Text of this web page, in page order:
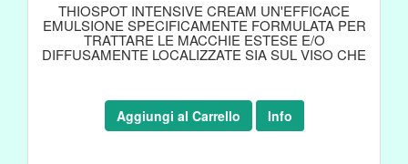
THIOSPOT INTENSIVE CREAM UN'EFFICACE
EMULSIONE SPECIFICAMENTE FORMULATA PER
TRATTARE LE MACCHIE ESTESE E/O
DIFFUSAMENTE LOCALIZZATE SIA SUL VISO CHE
Aggiungi al Carrello Info